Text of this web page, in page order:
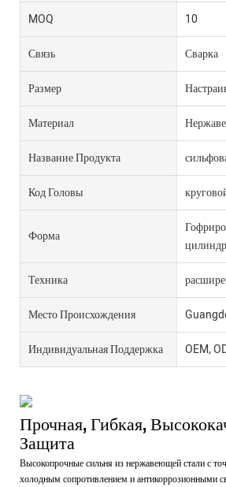
MOQ 10
Связь Сварка
Размер
Материал
Название Продукта
Код Головы
Форма
Техника
Место Происхождения
Индивидуальная Поддержка OEM,
Прочная, Гибкая,
Защита
Высокопрочные сильня из нержавеющей стали с
холодным сопротивлением и антикоррозионными